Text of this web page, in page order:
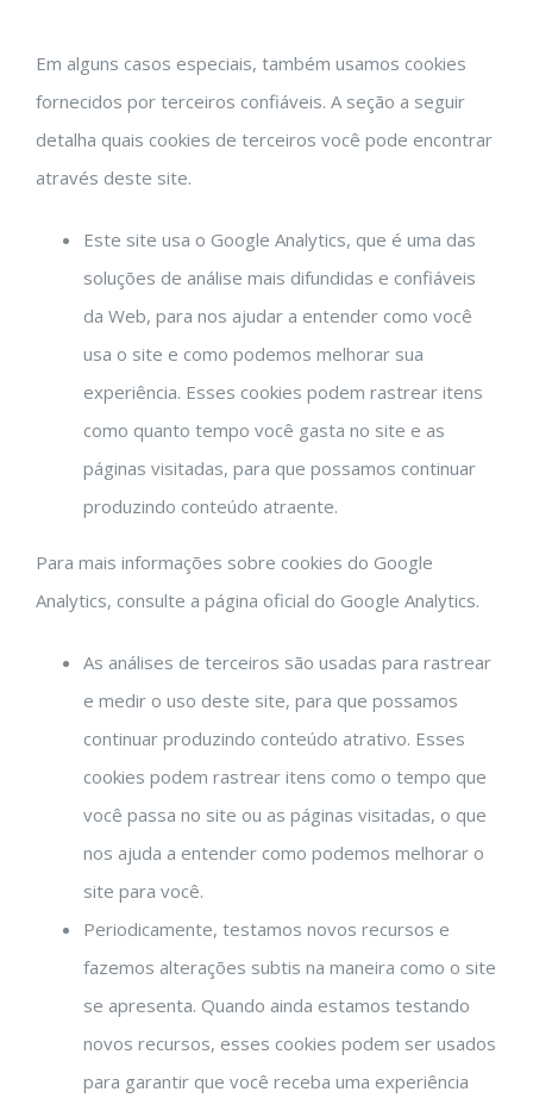
Em alguns casos especiais, também usamos cookies
fornecidos por terceiros confiáveis. A seção a seguir
detalha quais cookies de terceiros você pode encontrar
através deste site.
Este site usa o Google Analytics, que é uma das
soluções de análise mais difundidas e confiáveis ​​
da Web, para nos ajudar a entender como você
usa o site e como podemos melhorar sua
experiência. Esses cookies podem rastrear itens
como quanto tempo você gasta no site e as
páginas visitadas, para que possamos continuar
produzindo conteúdo atraente.
Para mais informações sobre cookies do Google
Analytics, consulte a página oficial do Google Analytics.
As análises de terceiros são usadas para rastrear
e medir o uso deste site, para que possamos
continuar produzindo conteúdo atrativo. Esses
cookies podem rastrear itens como o tempo que
você passa no site ou as páginas visitadas, o que
nos ajuda a entender como podemos melhorar o
site para você.
Periodicamente, testamos novos recursos e
fazemos alterações subtis na maneira como o site
se apresenta. Quando ainda estamos testando
novos recursos, esses cookies podem ser usados
​​para garantir que você receba uma experiência